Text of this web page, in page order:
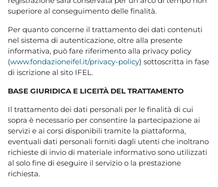
superiore al conseguimento delle finalità.
Per quanto concerne il trattamento dei dati contenuti
nel sistema di autenticazione, oltre alla presente
informativa, può fare riferimento alla privacy policy
(www.fondazioneifel.it/privacy-policy) sottoscritta in fase
di iscrizione al sito IFEL.
BASE GIURIDICA E LICEITÀ DEL TRATTAMENTO
Il trattamento dei dati personali per le finalità di cui
sopra è necessario per consentire la partecipazione ai
servizi e ai corsi disponibili tramite la piattaforma,
eventuali dati personali forniti dagli utenti che inoltrano
richieste di invio di materiale informativo sono utilizzati
al solo fine di eseguire il servizio o la prestazione
richiesta.